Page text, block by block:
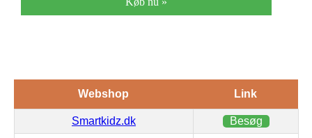
Webshop Link
Smartkidz.dk Besøg